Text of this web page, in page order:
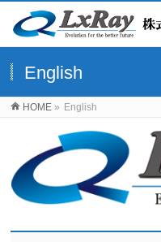
English
HOME » English